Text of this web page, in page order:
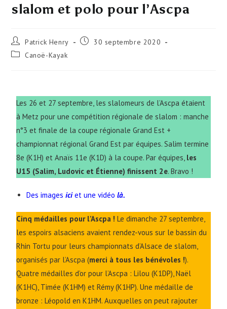
slalom et polo pour l’Ascpa
Patrick Henry
30 septembre 2020
Canoë-Kayak
Les 26 et 27 septembre, les slalomeurs de l’Ascpa étaient
à Metz pour une compétition régionale de slalom : manche
n°3 et finale de la coupe régionale Grand Est +
championnat régional Grand Est par équipes. Salim termine
8e (K1H) et Anaïs 11e (K1D) à la coupe. Par équipes, les
U15 (Salim, Ludovic et Étienne) finissent 2e. Bravo !
Des imagesici etune vidéolà.
Cinq médailles pour l’Ascpa !Le dimanche 27 septembre,
les espoirs alsaciens avaient rendez-vous sur le bassin du
Rhin Tortu pour leurs championnats d’Alsace de slalom,
organisés par l’Ascpa (merci à tous les bénévoles !).
Quatre médailles d’or pour l’Ascpa : Lilou (K1DP), Naël
(K1HC), Timée (K1HM) et Rémy (K1HP). Une médaille de
bronze : Léopold en K1HM. Auxquelles on peut rajouter